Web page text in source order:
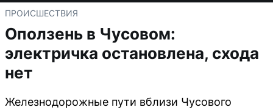
ПРОИСШЕСТВИЯ
Оползень в Чусовом:
электричка остановлена, схода
нет
Железнодорожные пути вблизи Чусового